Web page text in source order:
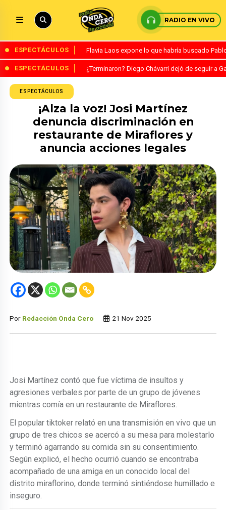
RADIO EN VIVO
ESPECTÁCULOS Flavia Laos expone lo que habría buscado
ESPECTÁCULOS ¿Terminaron? Diego Chávarri dejó de seguir a
ESPECTÁCULOS
¡Alza la voz! Josi Martínez
denuncia discriminación en
restaurante de Miraflores y
anuncia acciones legales
Por Redacción Onda Cero 21 Nov 2025
Josi Martínez contó que fue víctima de insultos y
agresiones verbales por parte de un grupo de jóvenes
mientras comía en un restaurante de Miraflores.
El popular tiktoker relató en una transmisión en vivo que un
grupo de tres chicos se acercó a su mesa para molestarlo
y terminó agarrando su comida sin su consentimiento.
Según explicó, el hecho ocurrió cuando se encontraba
acompañado de una amiga en un conocido local del
distrito miraflorino, donde terminó sintiéndose humillado e
inseguro.